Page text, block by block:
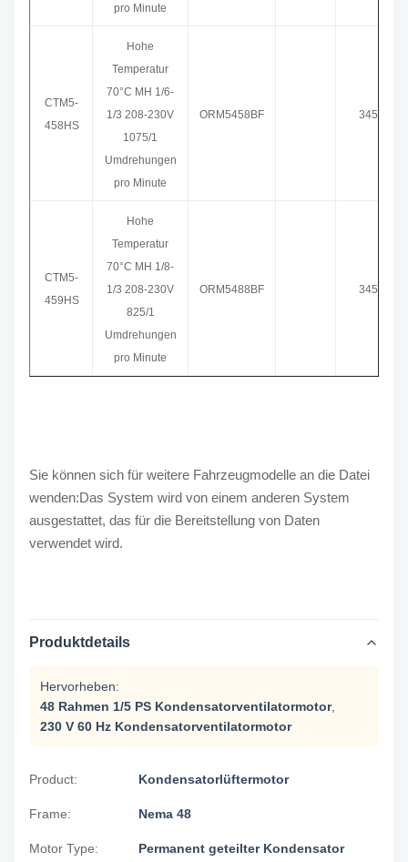
pro Minute
CTM5-
458HS
Hohe
Temperatur
70°C MH 1/6-
1/3 208-230V
1075/1
Umdrehungen
pro Minute
ORM5458BF 3458HS
CTM5-
459HS
Hohe
Temperatur
70°C MH 1/8-
1/3 208-230V
825/1
Umdrehungen
pro Minute
ORM5488BF 3459HS
Sie können sich für weitere Fahrzeugmodelle an die Datei
wenden:Das System wird von einem anderen System
ausgestattet, das für die Bereitstellung von Daten
verwendet wird.
Produktdetails
Hervorheben:
48 Rahmen 1/5 PS Kondensatorventilatormotor,
230 V 60 Hz Kondensatorventilatormotor
Product: Kondensatorlüftermotor
Frame: Nema 48
Motor Type: Permanent geteilter Kondensator